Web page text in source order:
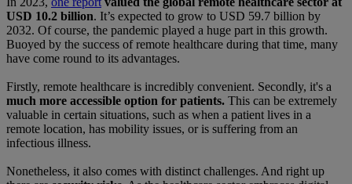
USD 10.2 billion. It’s expected to grow to USD 59.7 billion by
2032. Of course, the pandemic played a huge part in this growth.
Buoyed by the success of remote healthcare during that time, many
have come round to its advantages.
Firstly, remote healthcare is incredibly convenient. Secondly, it's a
much more accessible option for patients. This can be extremely
valuable in certain situations, such as when a patient lives in a
remote location, has mobility issues, or is suffering from an
infectious illness.
Nonetheless, it also comes with distinct challenges. And right up